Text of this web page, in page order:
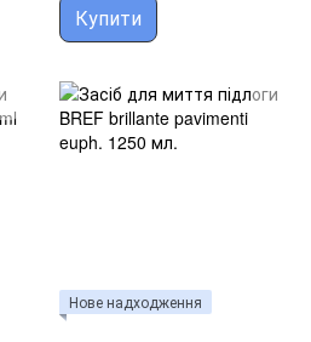
Купити
Нове надходження